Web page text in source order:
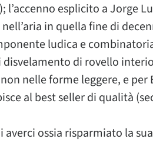
esplicito a Jorge
in quella fine di
ludica e
disvelamento di rovello
nelle forme leggere, e per
al best seller di qualità
averci ossia risparmiato la